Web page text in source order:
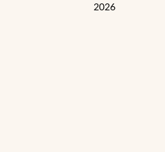
2026